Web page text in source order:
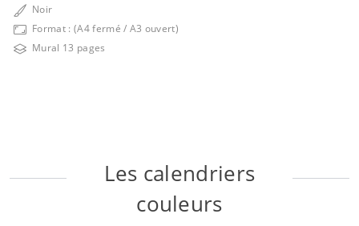
Noir
Format : (A4 fermé / A3 ouvert)
Mural 13 pages
Les calendriers
couleurs